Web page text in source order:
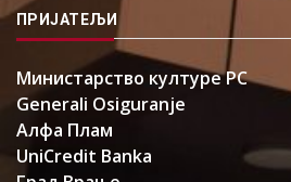
ПРИЈАТЕЉИ
Министарство културе РС
Generali Osiguranje
Алфа Плам
UniCredit Banka